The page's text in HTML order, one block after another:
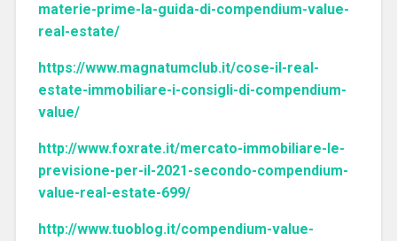
materie-prime-la-guida-di-compendium-value-
real-estate/
https://www.magnatumclub.it/cose-il-real-
estate-immobiliare-i-consigli-di-compendium-
value/
http://www.foxrate.it/mercato-immobiliare-le-
previsione-per-il-2021-secondo-compendium-
value-real-estate-699/
http://www.tuoblog.it/compendium-value-